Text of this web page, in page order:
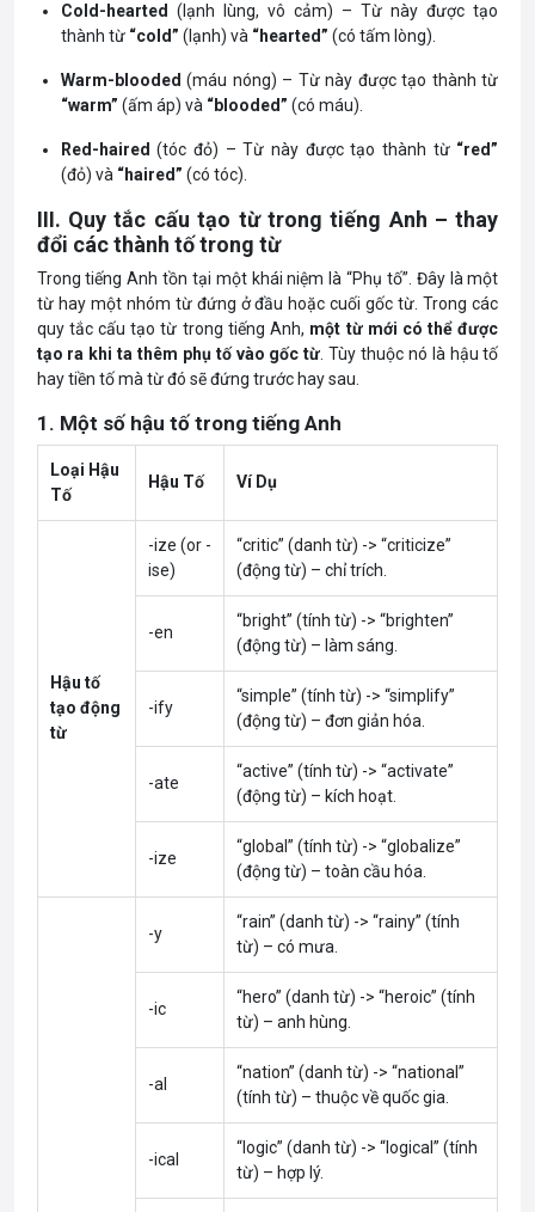
Cold-hearted
(lạnh lùng, vô cảm) – Từ này được tạo
thành từ “cold” (lạnh) và “hearted” (có tấm lòng).
Warm-blooded (máu nóng) – Từ này được tạo thành từ
“warm” (ấm áp) và “blooded” (có máu).
Red-haired (tóc đỏ) – Từ này được tạo thành từ “red”
(đỏ) và “haired” (có tóc).
III. Quy tắc cấu tạo từ trong tiếng Anh – thay
đổi các thành tố trong từ
Trong tiếng Anh tồn tại một khái niệm là “Phụ tố”. Đây là một
từ hay một nhóm từ đứng ở đầu hoặc cuối gốc từ. Trong các
quy tắc cấu tạo từ trong tiếng Anh, một từ mới có thể được
tạo ra khi ta thêm phụ tố vào gốc từ . Tùy thuộc nó là hậu tố
hay tiền tố mà từ đó sẽ đứng trước hay sau.
1. Một số hậu tố trong tiếng Anh
Loại Hậu
Tố
Hậu Tố Ví Dụ
Hậu tố
tạo động
từ
-ize (or -
ise)
“critic” (danh từ) -> “criticize”
(động từ) – chỉ trích.
-en
“bright” (tính từ) -> “brighten”
(động từ) – làm sáng.
-ify
“simple” (tính từ) -> “simplify”
(động từ) – đơn giản hóa.
-ate
“active” (tính từ) -> “activate”
(động từ) – kích hoạt.
-ize
“global” (tính từ) -> “globalize”
(động từ) – toàn cầu hóa.
-y
“rain” (danh từ) -> “rainy” (tính
từ) – có mưa.
-ic
“hero” (danh từ) -> “heroic” (tính
từ) – anh hùng.
-al
“nation” (danh từ) -> “national”
(tính từ) – thuộc về quốc gia.
-ical
“logic” (danh từ) -> “logical” (tính
từ) – hợp lý.